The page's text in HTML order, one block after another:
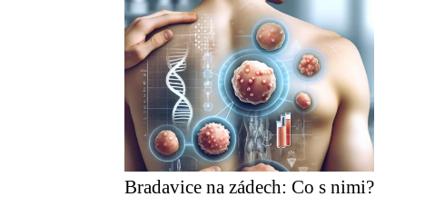
Bradavice na zádech: Co s nimi?